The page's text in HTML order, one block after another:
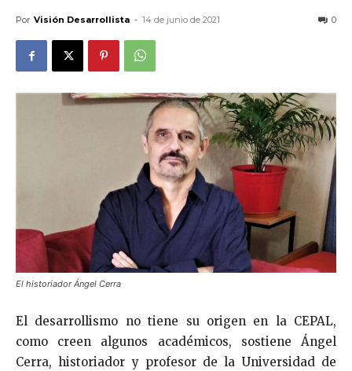
Por Visión Desarrollista - 14 de junio de 2021 0
El historiador Ángel Cerra
El desarrollismo no tiene su origen en la CEPAL,
como creen algunos académicos, sostiene Ángel
Cerra, historiador y profesor de la Universidad de